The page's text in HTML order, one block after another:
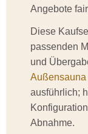
Angebote
Diese
passenden
und
Außensauna
ausführlich;
Abnahme.